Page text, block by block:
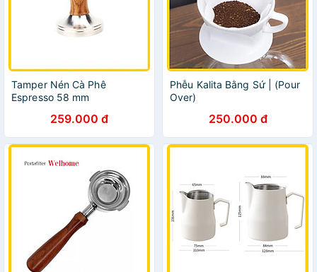
Tamper Nén Cà Phê
Espresso 58 mm
259.000 đ
Phễu Kalita Bằng Sứ | (Pour
Over)
250.000 đ